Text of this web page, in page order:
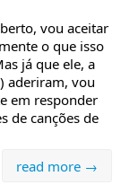
vou aceitar
o que isso
já que ele, a
aderiram, vou
em responder
de canções de
read more →